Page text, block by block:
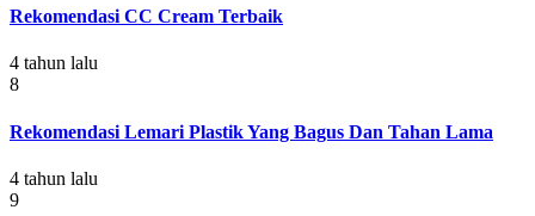
Rekomendasi CC Cream Terbaik
4 tahun lalu
8
Rekomendasi Lemari Plastik Yang Bagus Dan Tahan Lama
4 tahun lalu
9